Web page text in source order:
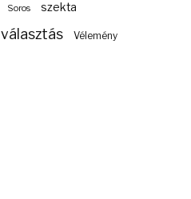
Soros szekta
választás Vélemény